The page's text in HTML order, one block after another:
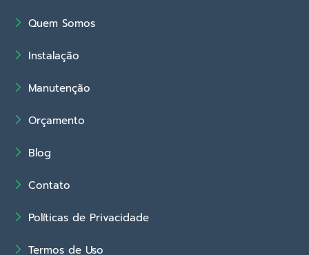
Quem Somos
Instalação
Manutenção
Orçamento
Blog
Contato
Políticas de Privacidade
Termos de Uso